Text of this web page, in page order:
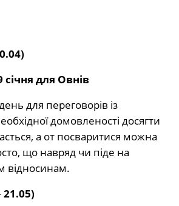
січня для Овнів
для переговорів із
домовленості досягти
а от посваритися можна
що навряд чи піде на
відносинам.
21.05)